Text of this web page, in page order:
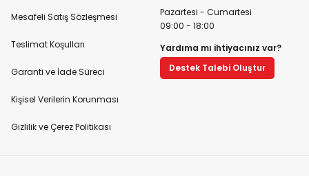
Mesafeli Satış Sözleşmesi
Teslimat Koşulları
Garanti ve İade Süreci
Kişisel Verilerin Korunması
Gizlilik ve Çerez Politikası
Pazartesi - Cumartesi
09:00 - 18:00
Yardıma mı ihtiyacınız var?
Destek Talebi Oluştur